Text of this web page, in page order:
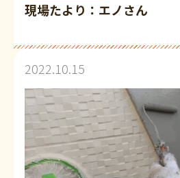
現場たより：エノさん
2022.10.15